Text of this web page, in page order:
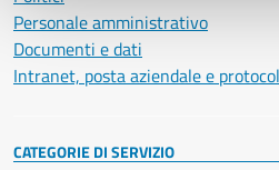
Personale amministrativo
Documenti e dati
Intranet, posta aziendale e
CATEGORIE DI SERVIZIO